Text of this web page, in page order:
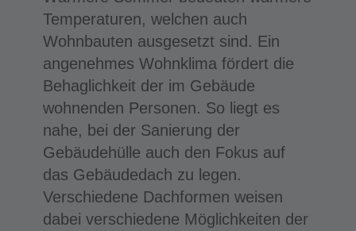
Temperaturen, welchen auch
Wohnbauten ausgesetzt sind. Ein
angenehmes Wohnklima fördert die
Behaglichkeit der im Gebäude
wohnenden Personen. So liegt es
nahe, bei der Sanierung der
Gebäudehülle auch den Fokus auf
das Gebäudedach zu legen.
Verschiedene Dachformen weisen
dabei verschiedene Möglichkeiten der